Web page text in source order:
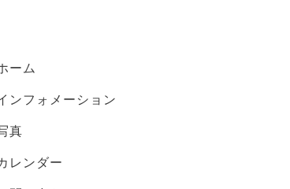
ーム
ンフォメーション
真
レンダー